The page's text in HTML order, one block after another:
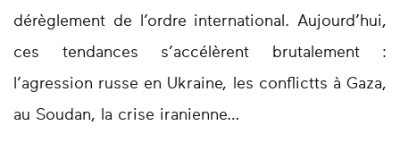
dérèglement de l’ordre international. Aujourd’hui,
ces tendances s’accélèrent brutalement :
l’agression russe en Ukraine, les conflict­ts à Gaza,
au Soudan, la crise iranienne…